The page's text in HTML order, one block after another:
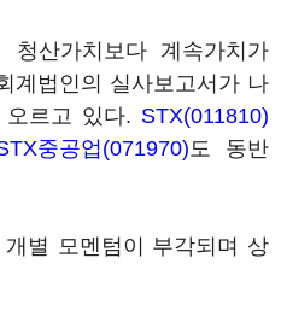
청산가치보다 계속가치가
계법인의 실사보고서가 나
르고 있다. STX(011810)
중공업(071970)도 동반
별 모멘텀이 부각되며 상